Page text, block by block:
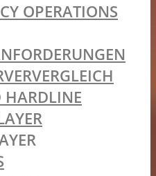
OPERATIONS
HARDLINE